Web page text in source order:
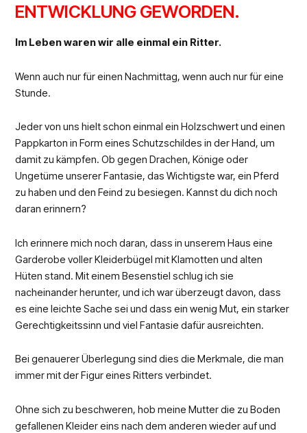
ENTWICKLUNG GEWORDEN.
Im Leben waren wir alle einmal ein Ritter.
Wenn auch nur für einen Nachmittag, wenn auch nur für eine
Stunde.
Jeder von uns hielt schon einmal ein Holzschwert und einen
Pappkarton in Form eines Schutzschildes in der Hand, um
damit zu kämpfen. Ob gegen Drachen, Könige oder
Ungetüme unserer Fantasie, das Wichtigste war, ein Pferd
zu haben und den Feind zu besiegen. Kannst du dich noch
daran erinnern?
Ich erinnere mich noch daran, dass in unserem Haus eine
Garderobe voller Kleiderbügel mit Klamotten und alten
Hüten stand. Mit einem Besenstiel schlug ich sie
nacheinander herunter, und ich war überzeugt davon, dass
es eine leichte Sache sei und dass ein wenig Mut, ein starker
Gerechtigkeitssinn und viel Fantasie dafür ausreichten.
Bei genauerer Überlegung sind dies die Merkmale, die man
immer mit der Figur eines Ritters verbindet.
Ohne sich zu beschweren, hob meine Mutter die zu Boden
gefallenen Kleider eins nach dem anderen wieder auf und